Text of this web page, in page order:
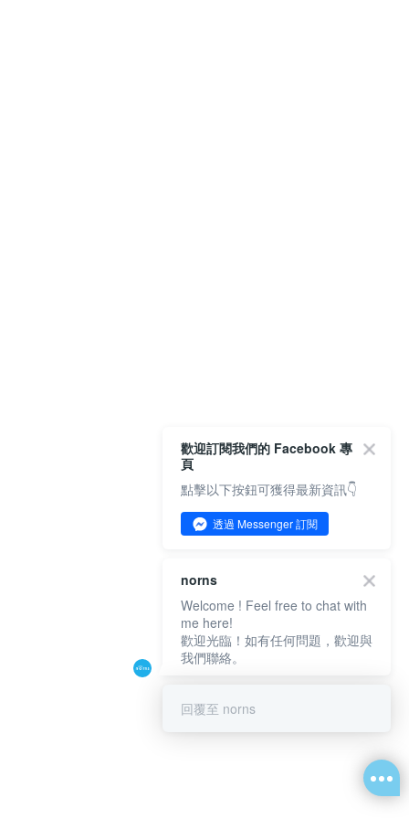
歡迎訂閱我們的 Facebook 專
頁
點擊以下按鈕可獲得最新資訊👇
透過 Messenger 訂閱
norns
Welcome ! Feel free to chat with
me here!
歡迎光臨！如有任何問題，歡迎與
我們聯絡。
回覆至 norns